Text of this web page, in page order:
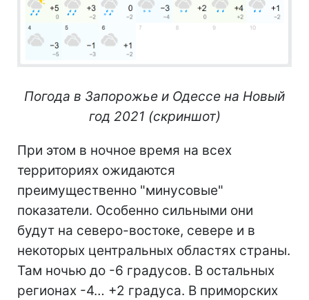
Погода в Запорожье и Одессе на Новый
год 2021 (скриншот)
При этом в ночное время на всех
территориях ожидаются
преимущественно "минусовые"
показатели. Особенно сильными они
будут на северо-востоке, севере и в
некоторых центральных областях страны.
Там ночью до -6 градусов. В остальных
регионах -4… +2 градуса. В приморских